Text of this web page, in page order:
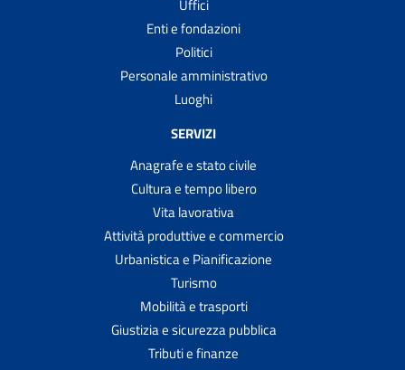
Uffici
Enti e fondazioni
Politici
Personale amministrativo
Luoghi
SERVIZI
Anagrafe e stato civile
Cultura e tempo libero
Vita lavorativa
Attività produttive e commercio
Urbanistica e Pianificazione
Turismo
Mobilità e trasporti
Giustizia e sicurezza pubblica
Tributi e finanze